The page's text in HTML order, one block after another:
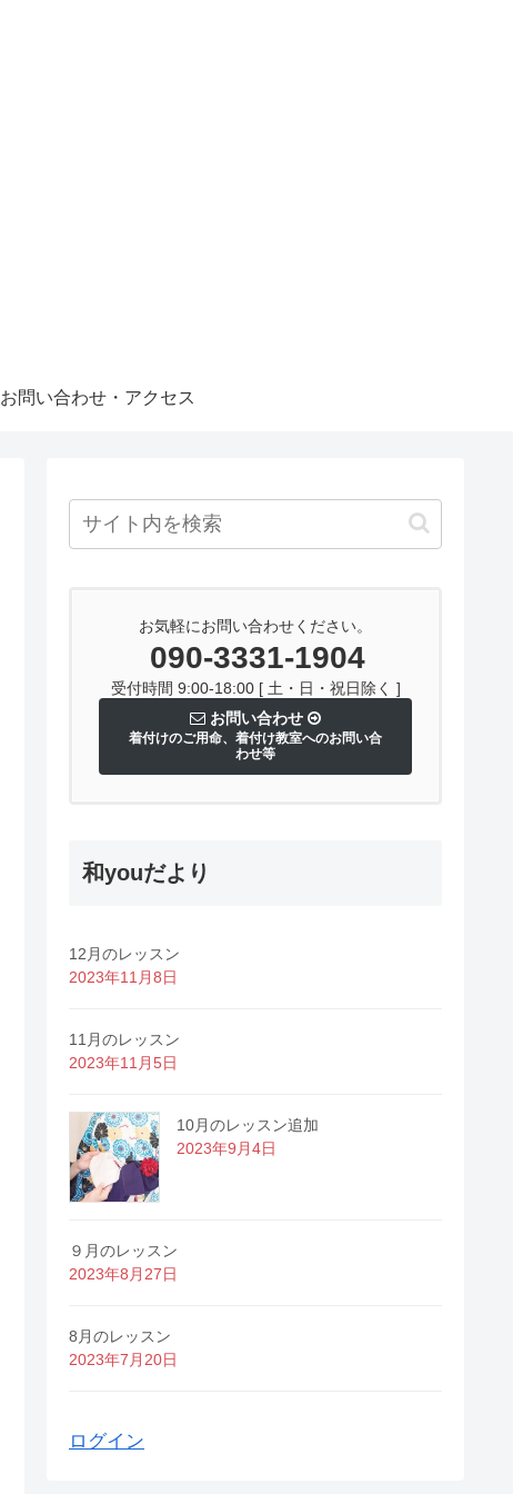
お問い合わせ・アクセス
お気軽にお問い合わせください。
090-3331-1904
受付時間 9:00-18:00 [ 土・日・祝日除く ]
お問い合わせ
着付けのご用命、着付け教室へのお問い合
わせ等
和youだより
12月のレッスン
2023年11月8日
11月のレッスン
2023年11月5日
10月のレッスン追加
2023年9月4日
９月のレッスン
2023年8月27日
8月のレッスン
2023年7月20日
ログイン